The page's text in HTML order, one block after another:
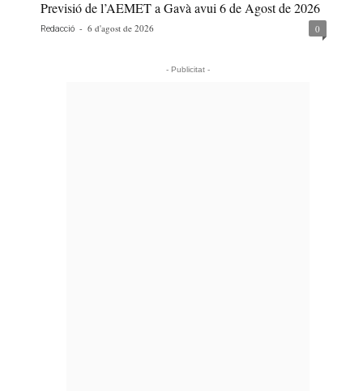
Previsió de l’AEMET a Gavà avui 6 de Agost de 2026
Redacció - 6 d'agost de 2026 0
- Publicitat -